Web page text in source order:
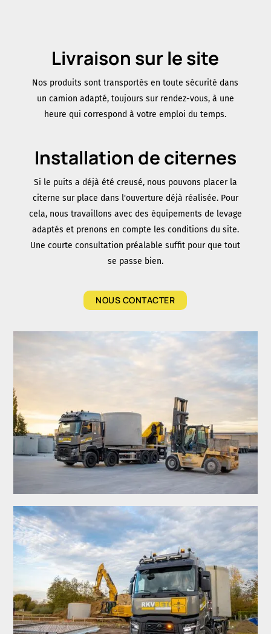
Livraison sur le site
Nos produits sont transportés en toute sécurité dans
un camion adapté, toujours sur rendez-vous, à une
heure qui correspond à votre emploi du temps.
Installation de citernes
Si le puits a déjà été creusé, nous pouvons placer la
citerne sur place dans l'ouverture déjà réalisée. Pour
cela, nous travaillons avec des équipements de levage
adaptés et prenons en compte les conditions du site.
Une courte consultation préalable suffit pour que tout
se passe bien.
NOUS CONTACTER